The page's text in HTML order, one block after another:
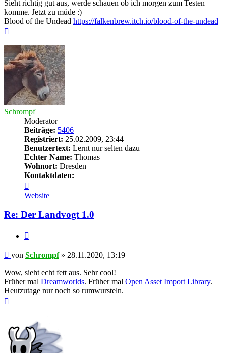
Sieht richtig gut aus, werde schauen ob ich morgen zum Testen
komme. Jetzt zu müde :)
Blood of the Undead https://falkenbrew.itch.io/blood-of-the-undead
Schrompf
Moderator
Beiträge: 5406
Registriert: 25.02.2009, 23:44
Benutzertext: Lernt nur selten dazu
Echter Name: Thomas
Wohnort: Dresden
Kontaktdaten:
von
Schrompf
Website
Re: Der Landvogt 1.0
Beitrag
von Schrompf» 28.11.2020, 13:19
Wow, sieht echt fett aus. Sehr cool!
Früher mal Dreamworlds. Früher mal Open Asset Import Library.
Heutzutage nur noch so rumwursteln.